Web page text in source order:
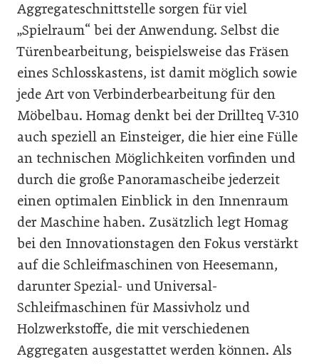
Aggregateschnittstelle sorgen für viel
„Spielraum“ bei der Anwendung. Selbst die
Türenbearbeitung, beispielsweise das Fräsen
eines Schlosskastens, ist damit möglich sowie
jede Art von Verbinderbearbeitung für den
Möbelbau. Homag denkt bei der Drillteq V-310
auch speziell an Einsteiger, die hier eine Fülle
an technischen Möglichkeiten vorfinden und
durch die große Panoramascheibe jederzeit
einen optimalen Einblick in den Innenraum
der Maschine haben. Zusätzlich legt Homag
bei den Innovationstagen den Fokus verstärkt
auf die Schleifmaschinen von Heesemann,
darunter Spezial- und Universal-
Schleifmaschinen für Massivholz und
Holzwerkstoffe, die mit verschiedenen
Aggregaten ausgestattet werden können. Als